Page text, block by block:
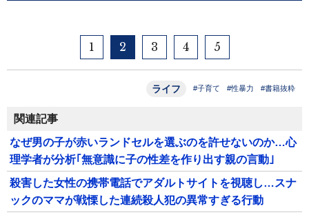
1 2 3 4 5
ライフ #子育て #性暴力 #書籍抜粋
関連記事
なぜ男の子が赤いランドセルを選ぶのを許せないのか…心
理学者が分析｢無意識に子の性差を作り出す親の言動｣
殺害した女性の携帯電話でアダルトサイトを視聴し…スナ
ックのママが戦慄した連続殺人犯の異常すぎる行動